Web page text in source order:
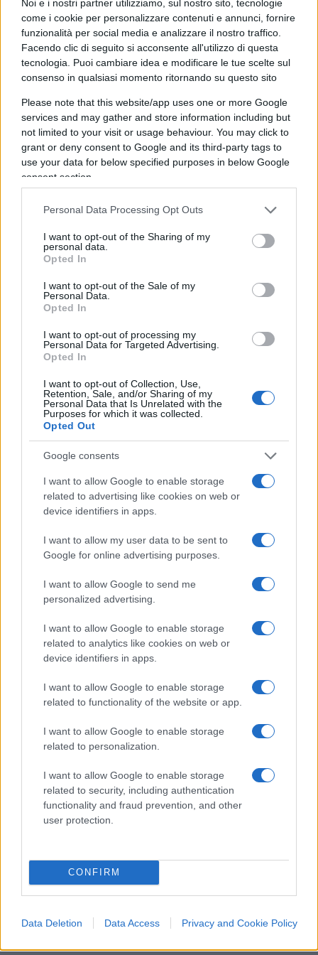
Noi e i nostri partner utilizziamo, sul nostro sito, tecnologie
come i cookie per personalizzare contenuti e annunci, fornire
funzionalità per social media e analizzare il nostro traffico.
Facendo clic di seguito si acconsente all'utilizzo di questa
tecnologia. Puoi cambiare idea e modificare le tue scelte sul
consenso in qualsiasi momento ritornando su questo sito
Please note that this website/app uses one or more Google
services and may gather and store information including but
not limited to your visit or usage behaviour. You may click to
grant or deny consent to Google and its third-party tags to
use your data for below specified purposes in below Google
consent section.
Personal Data Processing Opt Outs
I want to opt-out of the Sharing of my
personal data.
Opted In
I want to opt-out of the Sale of my
Personal Data.
Opted In
I want to opt-out of processing my
Personal Data for Targeted Advertising.
Opted In
I want to opt-out of Collection, Use,
Retention, Sale, and/or Sharing of my
Personal Data that Is Unrelated with the
Purposes for which it was collected.
Opted Out
Google consents
I want to allow Google to enable storage
related to advertising like cookies on web or
device identifiers in apps.
I want to allow my user data to be sent to
Google for online advertising purposes.
I want to allow Google to send me
personalized advertising.
I want to allow Google to enable storage
related to analytics like cookies on web or
device identifiers in apps.
I want to allow Google to enable storage
related to functionality of the website or app.
I want to allow Google to enable storage
related to personalization.
I want to allow Google to enable storage
related to security, including authentication
functionality and fraud prevention, and other
user protection.
CONFIRM
Data Deletion Data Access Privacy and Cookie Policy
Intorno alle 11:00 l’aeroporto internazionale Ben
Gurion è stato riaperto al traffico.
i rifugi pubblici mentre a seguito dell’evolversi
della situazione in una nota il Comando del Fronte
Interno ha fatto sapere che in alcune zone
d’Israele verranno distribuite istruzioni in caso di
allarme che verranno aggiornate sulle piattaforme
del portavocedell’IDFe dell’Home Front
In una nota la Presidenza del Consiglio ha
pubblicato:
“Abbiamo scoperto i preparativi
dell’organizzazione terroristica di Hezbollah per
stiamo attaccando in modo da rimuovere la
minaccia. Gli aerei da combattimento hanno
attaccato e distrutto obiettivi dell’organizzazione
terroristica Hezbollah che rappresentava una
minaccia immediata per il fronte interno
israeliano.”
00:00 00:31
Dal canto suo Hezbollah, per tramite della rete
televisiva Al Manar ha annunciato:
“Abbiamo lanciato un attacco in risposta
all’eliminazione diFuad Shukr– verso la
profondità sionista e verso uno specifico obiettivo
militare israeliano che sarà annunciato in
seguito”.
Hezbollah afferma che le sue operazioni militari
continueranno per qualche tempo.
In mattinata sono stati rilevati circa 210 lanci di
territorio del Libano verso il nord d’Israele, alcuni